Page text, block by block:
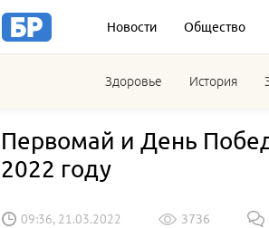
Новости Общество
Здоровье История
Первомай и День
2022 году
09:36, 21.03.2022 3736